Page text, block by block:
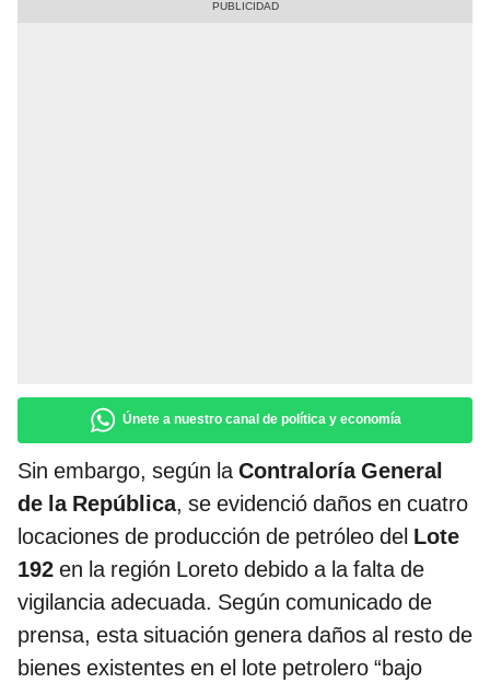
Únete a nuestro canal de política y economía
Sin embargo, según laContraloría General
de la República, se evidenció daños en cuatro
locaciones de producción de petróleo del Lote
192 en la región Loreto debido a la falta de
vigilancia adecuada. Según comunicado de
prensa, esta situación genera daños al resto de
bienes existentes en el lote petrolero “bajo